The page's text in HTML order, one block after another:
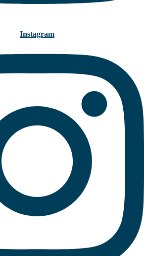
Instagram